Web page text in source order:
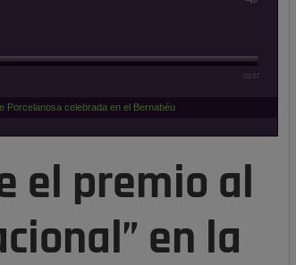
03:57
Porcelanosa celebrada en el Bernabéu
el premio al
en la